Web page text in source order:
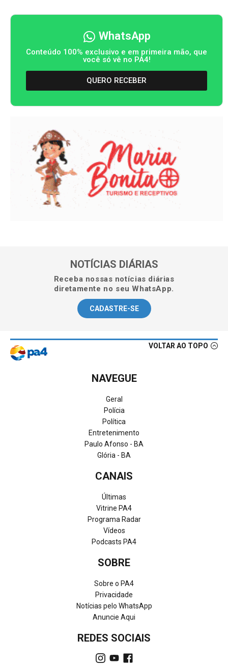
WhatsApp
Conteúdo 100% exclusivo e em primeira mão, que
você só vê no PA4!
QUERO RECEBER
NOTÍCIAS DIÁRIAS
Receba nossas notícias diárias
diretamente no seu WhatsApp.
CADASTRE-SE
VOLTAR AO TOPO
NAVEGUE
Geral
Polícia
Política
Entretenimento
Paulo Afonso - BA
Glória - BA
CANAIS
Últimas
Vitrine PA4
Programa Radar
Vídeos
Podcasts PA4
SOBRE
Sobre o PA4
Privacidade
Notícias pelo WhatsApp
Anuncie Aqui
REDES SOCIAIS